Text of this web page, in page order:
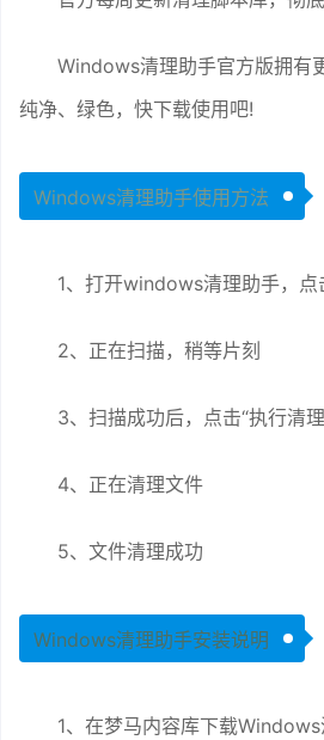
Windows清理助手官方版拥有
纯净、绿色，快下载使用吧!
Windows清理助手使用方法
1、打开windows清理助手，点
2、正在扫描，稍等片刻
3、扫描成功后，点击“执行清
4、正在清理文件
5、文件清理成功
Windows清理助手安装说明
1、在梦马内容库下载